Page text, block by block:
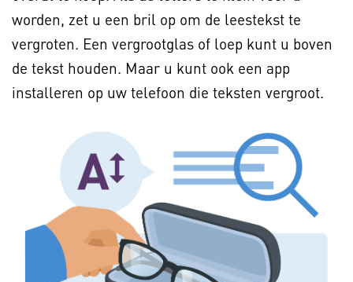
worden, zet u een bril op om de leestekst te
vergroten. Een vergrootglas of loep kunt u boven
de tekst houden. Maar u kunt ook een app
installeren op uw telefoon die teksten vergroot.